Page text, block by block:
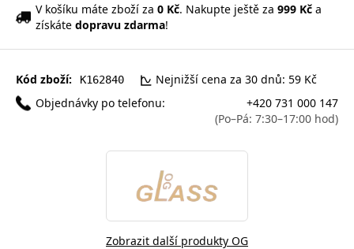
V košíku máte zboží za 0 Kč. Nakupte ještě za 999 Kč a
získáte dopravu zdarma!
Kód zboží: K162840
Nejnižší cena za 30 dnů: 59 Kč
Objednávky po telefonu:
+420 731 000 147
(Po–Pá: 7:30–17:00 hod)
Zobrazit další produkty OG